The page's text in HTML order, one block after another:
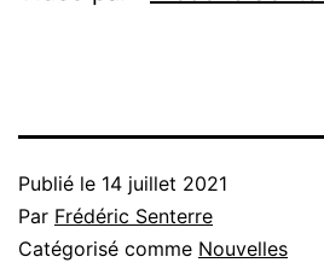
Publié le 14 juillet 2021
Par Frédéric Senterre
Catégorisé comme Nouvelles